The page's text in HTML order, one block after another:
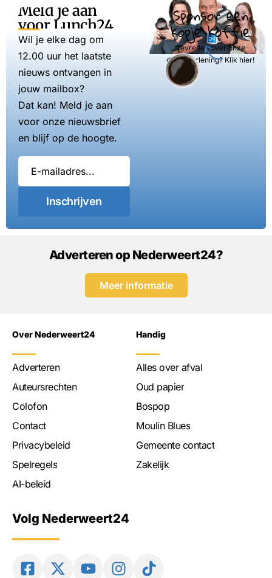
Meld je aan
voor Lunch24
Wil je elke dag om
12.00 uur het laatste
nieuws ontvangen in
jouw mailbox?
Dat kan! Meld je aan
voor onze nieuwsbrief
en blijf op de hoogte.
Inschrijven
Sponsor een
kopje koffie
Tevreden over onze
dienstverlening? Klik hier!
Adverteren op Nederweert24?
Meer informatie
Over Nederweert24
Adverteren
Auteursrechten
Colofon
Contact
Privacybeleid
Spelregels
AI-beleid
Handig
Alles over afval
Oud papier
Bospop
Moulin Blues
Gemeente contact
Zakelijk
Volg Nederweert24